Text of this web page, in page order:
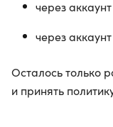
через
через
Осталось только
и принять